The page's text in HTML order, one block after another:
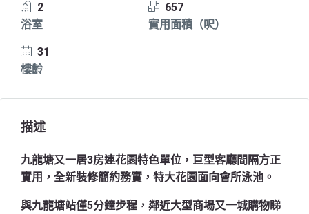
2
浴室
657
實用面積（呎）
31
樓齡
描述
九龍塘又一居3房連花園特色單位，巨型客廳間隔方正
實用，全新裝修簡約務實，特大花園面向會所泳池。
與九龍塘站僅5分鐘步程，鄰近大型商場又一城購物睇